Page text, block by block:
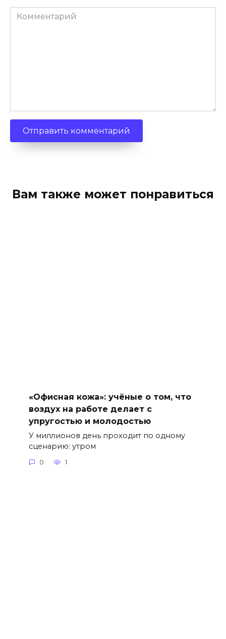
Комментарий
Вам также может понравиться
«Офисная кожа»: учёные о том, что
воздух на работе делает с
упругостью и молодостью
У миллионов день проходит по одному
сценарию: утром
0 1